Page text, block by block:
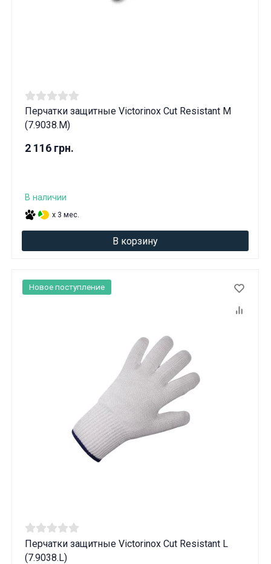
Перчатки защитные Victorinox Cut Resistant M
(7.9038.M)
2 116 грн.
В наличии
x 3 мес.
В корзину
Перчатки защитные Victorinox Cut Resistant L
(7.9038.L)
Новое поступление